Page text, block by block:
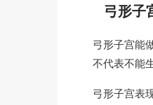
弓形子
弓形子宫能
不代表不能
弓形子宫表